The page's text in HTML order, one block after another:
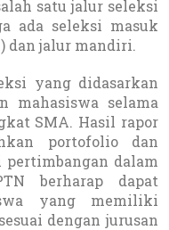
satu jalur seleksi
ada seleksi masuk
dan jalur mandiri.
yang didasarkan
mahasiswa selama
SMA. Hasil rapor
portofolio dan
dalam
berharap dapat
yang memiliki
dengan jurusan